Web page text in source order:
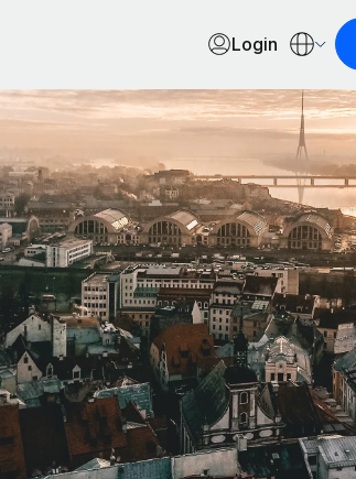
Login